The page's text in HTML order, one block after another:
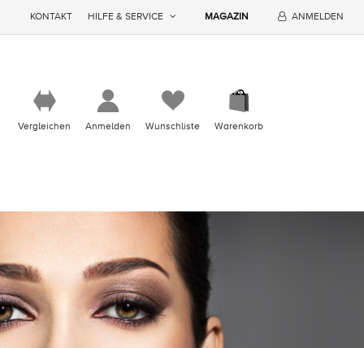
KONTAKT HILFE & SERVICE MAGAZIN ANMELDEN
Vergleichen Anmelden Wunschliste Warenkorb